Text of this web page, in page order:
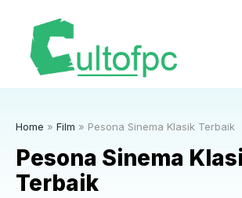
Home » Film » Pesona Sinema Klasik Terbaik
Pesona Sinema
Terbaik